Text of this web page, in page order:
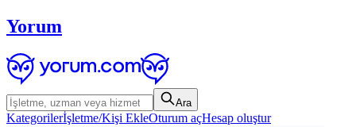
Yorum
Ara
Kategorilerİşletme/Kişi EkleOturum açHesap oluştur